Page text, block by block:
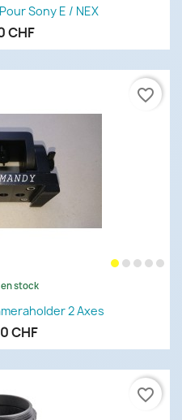
Sony E / NEX
CHF
stock
2 Axes
CHF
favorite_border
favorite_border